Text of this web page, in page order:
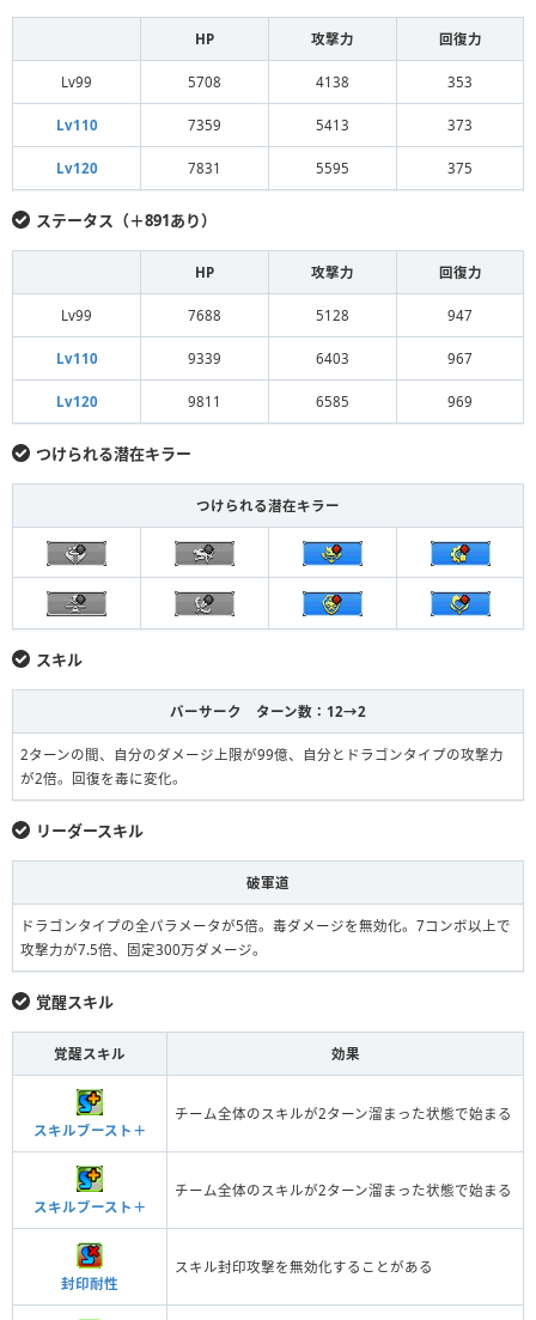
HP 攻撃力 回復力
Lv99 5708 4138 353
Lv110 7359 5413 373
Lv120 7831 5595 375
ステータス（＋891あり）
HP 攻撃力 回復力
Lv99 7688 5128 947
Lv110 9339 6403 967
Lv120 9811 6585 969
つけられる潜在キラー
つけられる潜在キラー
スキル
バーサーク ターン数：12→2
2ターンの間、自分のダメージ上限が99億、自分とドラゴンタイプの攻撃力
が2倍。回復を毒に変化。
リーダースキル
破軍道
ドラゴンタイプの全パラメータが5倍。毒ダメージを無効化。7コンボ以上で
攻撃力が7.5倍、固定300万ダメージ。
覚醒スキル
覚醒スキル 効果
スキルブースト＋
チーム全体のスキルが2ターン溜まった状態で始まる
スキルブースト＋
チーム全体のスキルが2ターン溜まった状態で始まる
封印耐性
スキル封印攻撃を無効化することがある